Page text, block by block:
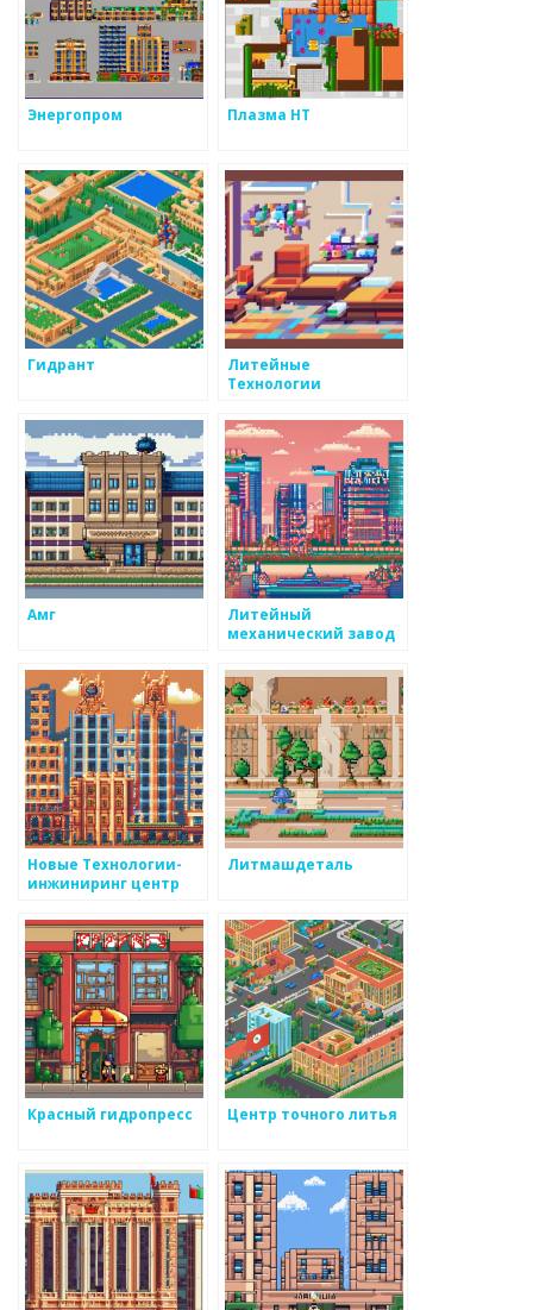
Энергопром Плазма НТ
Гидрант
Литейные
Технологии
Амг
Литейный
механический завод
Новые Технологии-
инжиниринг центр
Литмашдеталь
Красный гидропресс Центр точного литья